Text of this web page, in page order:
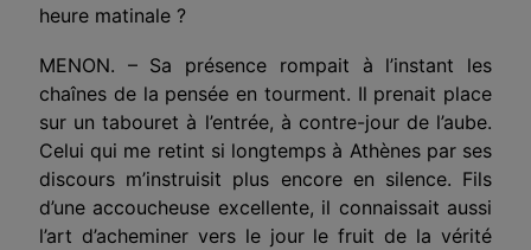
heure matinale ?
MENON. – Sa présence rompait à l’instant les
chaînes de la pensée en tourment. Il prenait place
sur un tabouret à l’entrée, à contre-jour de l’aube.
Celui qui me retint si longtemps à Athènes par ses
discours m’instruisit plus encore en silence. Fils
d’une accoucheuse excellente, il connaissait aussi
l’art d’acheminer vers le jour le fruit de la vérité